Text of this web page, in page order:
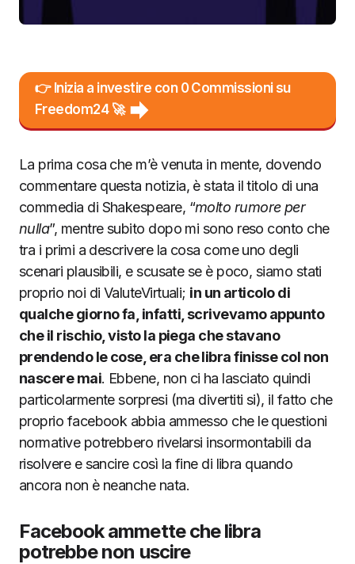
👉 Inizia a investire con 0 Commissioni su
Freedom24 🚀
La prima cosa che m’è venuta in mente, dovendo
commentare questa notizia, è stata il titolo di una
commedia di Shakespeare, “molto rumore per
nulla”, mentre subito dopo mi sono reso conto che
tra i primi a descrivere la cosa come uno degli
scenari plausibili, e scusate se è poco, siamo stati
proprio noi di ValuteVirtuali; in un articolo di
qualche giorno fa, infatti, scrivevamo appunto
che il rischio, visto la piega che stavano
prendendo le cose, era che libra finissecol non
nascere mai. Ebbene, non ci ha lasciato quindi
particolarmente sorpresi (ma divertiti si), il fatto che
proprio facebook abbia ammesso che le questioni
normative potrebbero rivelarsi insormontabili da
risolvere e sancire così la fine di libra quando
ancora non è neanche nata.
Facebook ammette che libra
potrebbe non uscire